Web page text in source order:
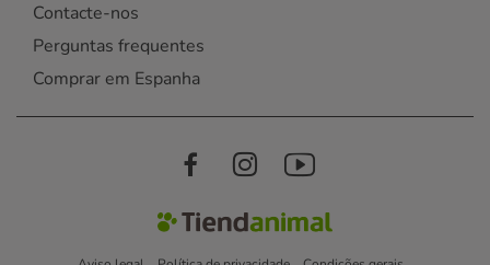
Contacte-nos
Perguntas frequentes
Comprar em Espanha